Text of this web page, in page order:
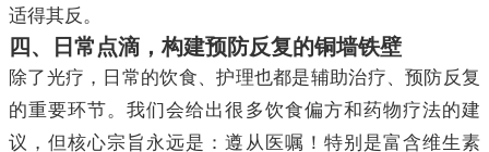
适得其反。
四、日常点滴，构建预防反复的铜墙铁壁
除了光疗，日常的饮食、护理也都是辅助治疗、预防反复
的重要环节。我们会给出很多饮食偏方和药物疗法的建
议，但核心宗旨永远是：遵从医嘱！特别是富含维生素